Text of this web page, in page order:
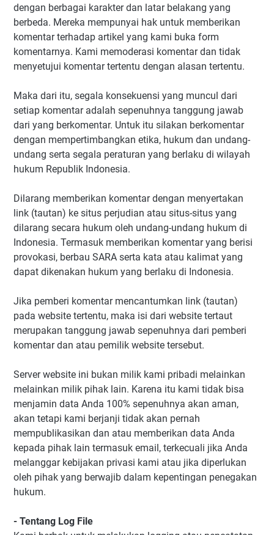
dengan berbagai karakter dan latar belakang yang
berbeda. Mereka mempunyai hak untuk memberikan
komentar terhadap artikel yang kami buka form
komentarnya. Kami memoderasi komentar dan tidak
menyetujui komentar tertentu dengan alasan tertentu.
Maka dari itu, segala konsekuensi yang muncul dari
setiap komentar adalah sepenuhnya tanggung jawab
dari yang berkomentar. Untuk itu silakan berkomentar
dengan mempertimbangkan etika, hukum dan undang-
undang serta segala peraturan yang berlaku di wilayah
hukum Republik Indonesia.
Dilarang memberikan komentar dengan menyertakan
link (tautan) ke situs perjudian atau situs-situs yang
dilarang secara hukum oleh undang-undang hukum di
Indonesia. Termasuk memberikan komentar yang berisi
provokasi, berbau SARA serta kata atau kalimat yang
dapat dikenakan hukum yang berlaku di Indonesia.
Jika pemberi komentar mencantumkan link (tautan)
pada website tertentu, maka isi dari website tertaut
merupakan tanggung jawab sepenuhnya dari pemberi
komentar dan atau pemilik website tersebut.
Server website ini bukan milik kami pribadi melainkan
melainkan milik pihak lain. Karena itu kami tidak bisa
menjamin data Anda 100% sepenuhnya akan aman,
akan tetapi kami berjanji tidak akan pernah
mempublikasikan dan atau memberikan data Anda
kepada pihak lain termasuk email, terkecuali jika Anda
melanggar kebijakan privasi kami atau jika diperlukan
oleh pihak yang berwajib dalam kepentingan penegakan
hukum.
- Tentang Log File